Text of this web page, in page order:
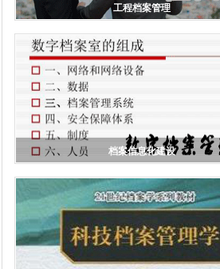
工程档案管理
档案信息化建设